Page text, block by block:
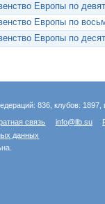
Европы по
Европы по
Европы по
836, клубов:
связь info@llb.su
данных